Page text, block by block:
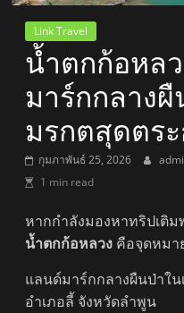
Link Travel
น้ำตกก้อหล
มาร์กกลาง
มรกตสุดตร
กุมภาพันธ์ 25, 2026
1 min read
หากกำลังมองหาทริปเติม
น้ำตกก้อหลวง คือจุดหมา
แลนด์มาร์กกลางผืนป่าใน
อำเภอลี้ จังหวัดลำพูน